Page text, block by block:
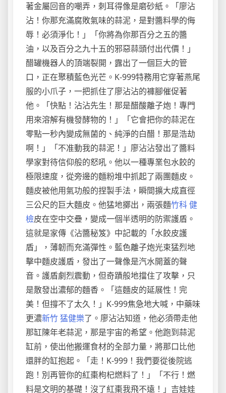
著金屬回音的嘲弄，刺耳得像是磨砂紙。「廖沾
沾！你那充滿腐敗氣味的蒜泥，是對醬料學的侮
辱！必須淨化！」「你將為你那百分之五的醬
油，以及百分之九十五的邪惡蒜頭付出代價！」
醋罐機器人的頂端裂開，露出了一個巨大的管
口，正在聚積藍色光芒。K-999特務用它穿著燕尾
服的小爪子，一把抓住了廖沾沾的褲腳催促著
他。「快點！沾沾先生！那是醋酸離子炮！專門
用來溶解有機發酵物的！」「它會把你的蒜泥在
零點一秒內變成無菌的、純淨的白醋！那是浩劫
啊！」「不准動我的蒜泥！」廖沾沾發出了醬料
學家對待信仰般的怒吼。他以一種專業包水餃的
極限速度，從旁邊的麵粉堆中抓起了兩團麵皮。
麵皮被他用氣功般的捏製手法，瞬間擴大成直徑
三公尺的巨大麵皮。他猛地擲出，兩張麵竹科 健
檢皮在空中交疊，變成一個半透明的防禦護盾。
這就是家傳《沾醬秘笈》中記載的「水餃皮護
盾」，薄韌而充滿彈性。藍色離子炮光束猛烈地
擊中麵皮護盾，發出了一聲像是汽水開蓋的聲
音。護盾劇烈震動，但奇蹟般地擋住了攻擊，只
是散發出濃郁的麵香。「這麵皮的延展性！完
美！但撐不了太久！」K-999焦急地大喊，中藥味
更濃新竹 猛健樂了。廖沾沾知道，他必須帶走他
那缸陳年老蒜泥，那是宇宙的希望。他跑到蒜泥
缸前，使出他搬運食材的全部力量，將那口比他
還胖的缸抱起。「走！K-999！我們要從後院逃
跑！別再管你的紅棗枸杞燃料了！」「不行！燃
料是文明的基礎！沒了紅棗我飛不遠！」吉娃娃